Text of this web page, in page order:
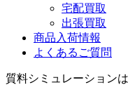
宅配買取
出張買取
商品入荷情報
よくあるご質問
質料シミュレーションは